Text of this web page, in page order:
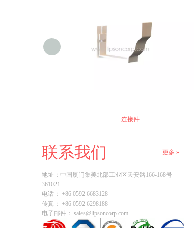
连接件
联系我们 更多 »
地址： 中国厦门集美北部工业区天安路166-168号
361021
电话： +86 0592 6683128
传真： +86 0592 6298188
电子邮件： sales@lipsoncorp.com